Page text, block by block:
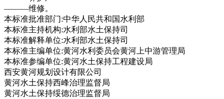
———维修。
本标准批准部门:中华人民共和国水利部
本标准主持机构:水利部水土保持司
本标准解释单位:水利部水土保持司
本标准主编单位:黄河水利委员会黄河上中游管理局
本标准参编单位:黄河水土保持工程建设局
西安黄河规划设计有限公司
黄河水土保持西峰治理监督局
黄河水土保持绥德治理监督局